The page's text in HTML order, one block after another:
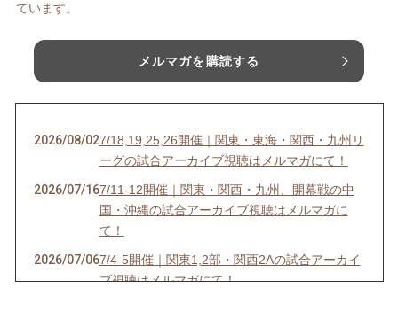
ています。
メルマガを購読する
2026/08/027/18,19,25,26開催｜関東・東海・関西・九州リ
ーグの試合アーカイブ視聴はメルマガにて！
2026/07/167/11-12開催｜関東・関西・九州、開幕戦の中
国・沖縄の試合アーカイブ視聴はメルマガに
て！
2026/07/067/4-5開催｜関東1,2部・関西2Aの試合アーカイ
ブ視聴はメルマガにて！